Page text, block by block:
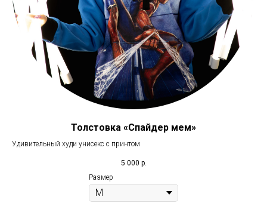
Толстовка «Спайдер мем»
Удивительный худи унисекс с принтом
5 000 р.
Размер